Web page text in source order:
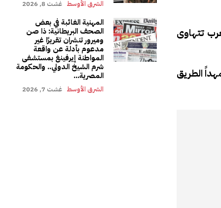
الشرق الأوسط غشت 8, 2026
المهنية الغائبة في بعض
الصحف البريطانية: ذا صن
وميرور تنشران تقريرًا غير
مدعوم بأدلة عن واقعة
المواطنة إيرفينغ بمستشفى
شرم الشيخ الدولي.. والحكومة
المصرية...
الشرق الأوسط غشت 7, 2026
تتهاوى
الطريق